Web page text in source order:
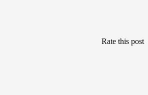
Rate this post